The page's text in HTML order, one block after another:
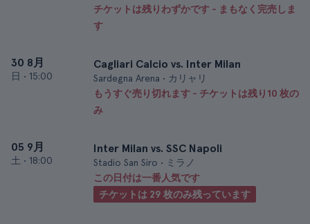
チケットは残りわずかです - まもなく完売しま
す
30 8月
日 • 15:00
Cagliari Calcio vs. Inter Milan
Sardegna Arena • カリャリ
もうすぐ売り切れます - チケットは残り10 枚の
み
05 9月
土 • 18:00
Inter Milan vs. SSC Napoli
Stadio San Siro • ミラノ
この日付は一番人気です
チケットは 29 枚のみ残っています